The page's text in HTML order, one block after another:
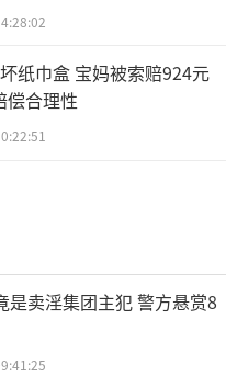
纸巾盒 宝妈被索赔924元
偿合理性
是卖淫集团主犯 警方悬赏8